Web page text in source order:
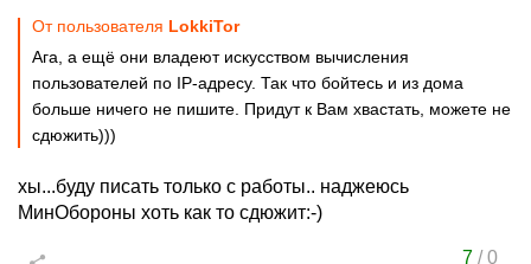
От пользователя LokkiTor
Ага, а ещё они владеют искусством вычисления
пользователей по IP-адресу. Так что бойтесь и из дома
больше ничего не пишите. Придут к Вам хвастать, можете не
сдюжить)))
хы...буду писать только с работы.. наджеюсь
МинОбороны хоть как то сдюжит:-)
7/0